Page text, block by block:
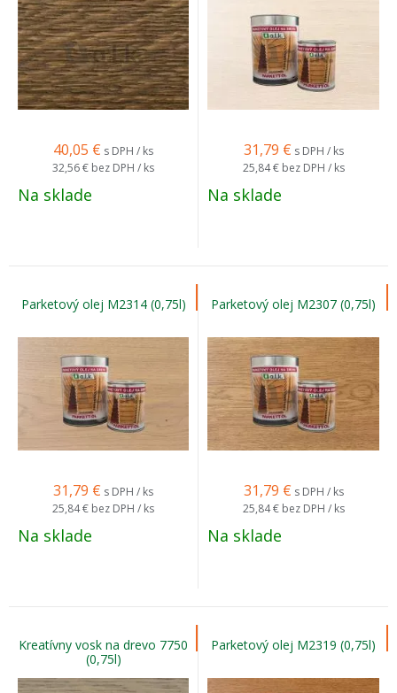
40,05 € s DPH / ks
32,56 € bez DPH / ks
Na sklade
31,79 € s DPH / ks
25,84 € bez DPH / ks
Na sklade
Parketový olej M2314 (0,75l)
31,79 € s DPH / ks
25,84 € bez DPH / ks
Na sklade
Parketový olej M2307 (0,75l)
31,79 € s DPH / ks
25,84 € bez DPH / ks
Na sklade
Kreatívny vosk na drevo 7750
(0,75l)
Parketový olej M2319 (0,75l)